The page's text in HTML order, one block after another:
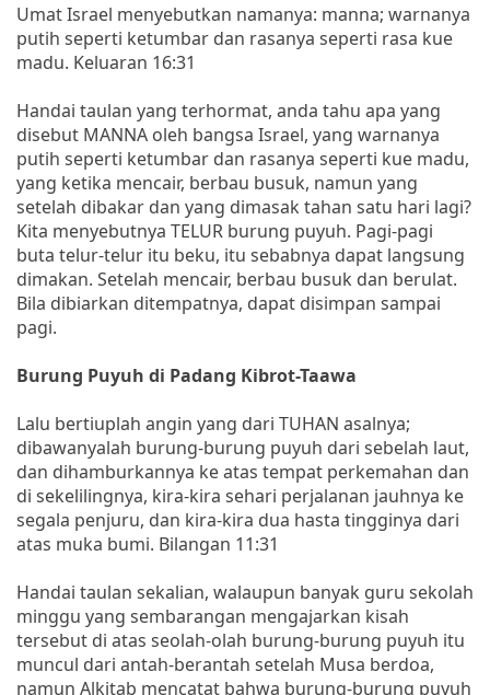
Umat Israel menyebutkan namanya: manna; warnanya
putih seperti ketumbar dan rasanya seperti rasa kue
madu. Keluaran 16:31
Handai taulan yang terhormat, anda tahu apa yang
disebut MANNA oleh bangsa Israel, yang warnanya
putih seperti ketumbar dan rasanya seperti kue madu,
yang ketika mencair, berbau busuk, namun yang
setelah dibakar dan yang dimasak tahan satu hari lagi?
Kita menyebutnya TELUR burung puyuh. Pagi-pagi
buta telur-telur itu beku, itu sebabnya dapat langsung
dimakan. Setelah mencair, berbau busuk dan berulat.
Bila dibiarkan ditempatnya, dapat disimpan sampai
pagi.
Burung Puyuh di Padang Kibrot-Taawa
Lalu bertiuplah angin yang dari TUHAN asalnya;
dibawanyalah burung-burung puyuh dari sebelah laut,
dan dihamburkannya ke atas tempat perkemahan dan
di sekelilingnya, kira-kira sehari perjalanan jauhnya ke
segala penjuru, dan kira-kira dua hasta tingginya dari
atas muka bumi. Bilangan 11:31
Handai taulan sekalian, walaupun banyak guru sekolah
minggu yang sembarangan mengajarkan kisah
tersebut di atas seolah-olah burung-burung puyuh itu
muncul dari antah-berantah setelah Musa berdoa,
namun Alkitab mencatat bahwa burung-burung puyuh